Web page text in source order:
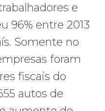
e
96% entre 2013
Somente no
foram
fiscais do
autos de